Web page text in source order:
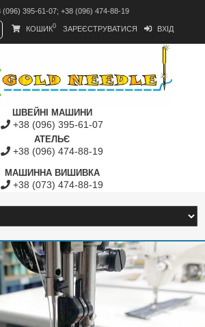
(096) 395-61-07; +38 (096) 474-88-19
КОШИК0 ЗАРЕЄСТРУВАТИСЯ ВХІД
ШВЕЙНІ МАШИНИ
+38 (096) 395-61-07
АТЕЛЬЄ
+38 (096) 474-88-19
МАШИННА ВИШИВКА
+38 (073) 474-88-19